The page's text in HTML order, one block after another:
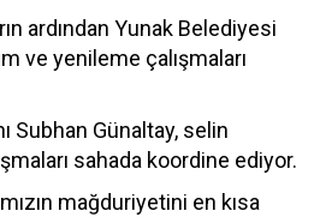
ardından Yunak Belediyesi
ve yenileme çalışmaları
Subhan Günaltay, selin
sahada koordine ediyor.
mağduriyetini en kısa